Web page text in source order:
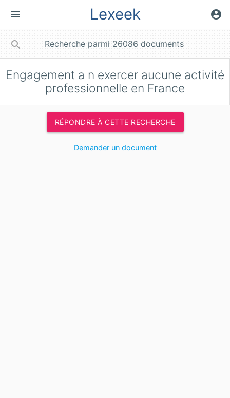
menu Lexeek account_circle
search
Engagement a n exercer aucune activité
professionnelle en France
RÉPONDRE À CETTE RECHERCHE
Demander un document